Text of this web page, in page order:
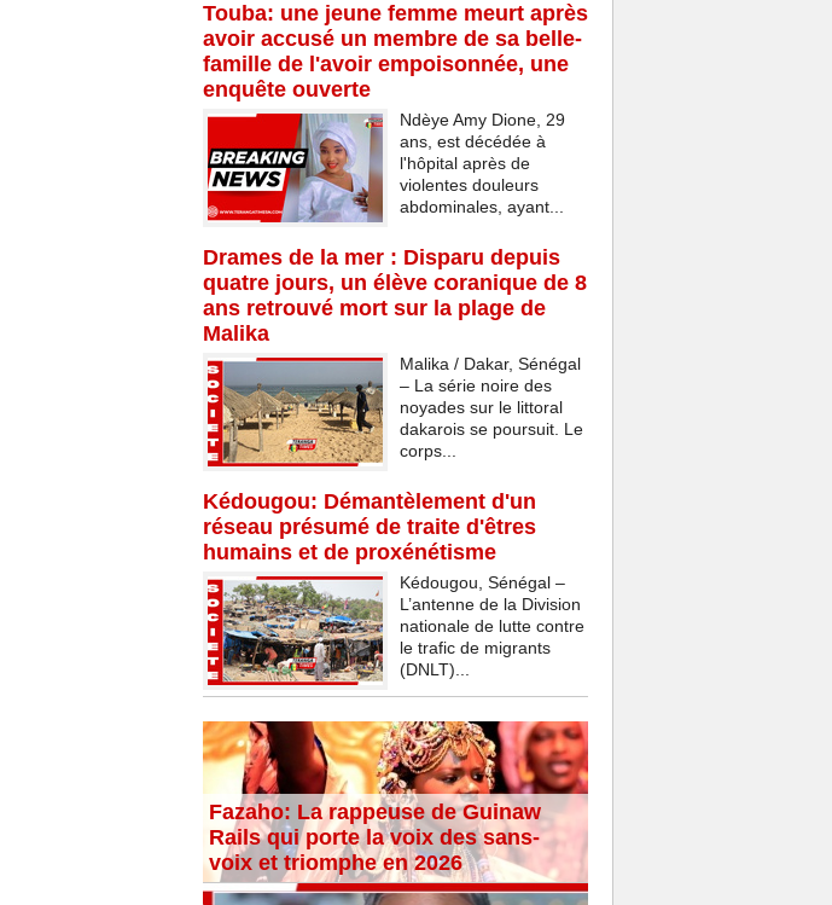
Touba: une jeune femme meurt après
avoir accusé un membre de sa belle-
famille de l'avoir empoisonnée, une
enquête ouverte
Ndèye Amy Dione, 29
ans, est décédée à
l'hôpital après de
violentes douleurs
abdominales, ayant...
Drames de la mer : Disparu depuis
quatre jours, un élève coranique de 8
ans retrouvé mort sur la plage de
Malika
Malika / Dakar, Sénégal
– La série noire des
noyades sur le littoral
dakarois se poursuit. Le
corps...
Kédougou: Démantèlement d'un
réseau présumé de traite d'êtres
humains et de proxénétisme
Kédougou, Sénégal –
L’antenne de la Division
nationale de lutte contre
le trafic de migrants
(DNLT)...
Fazaho: La rappeuse de Guinaw
Rails qui porte la voix des sans-
voix et triomphe en 2026